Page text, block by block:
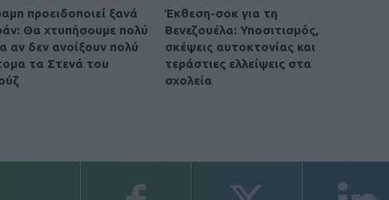
προειδοποιεί ξανά
Θα χτυπήσουμε πολύ
αν δεν ανοίξουν πολύ
τα Στενά του
Έκθεση-σοκ για τη
Βενεζουέλα: Υποσιτισμός,
σκέψεις αυτοκτονίας και
τεράστιες ελλείψεις στα
σχολεία